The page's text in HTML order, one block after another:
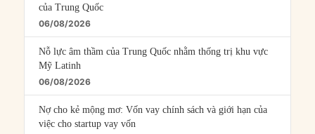
của Trung Quốc
06/08/2026
Nỗ lực âm thầm của Trung Quốc nhằm thống trị khu vực
Mỹ Latinh
06/08/2026
Nợ cho kẻ mộng mơ: Vốn vay chính sách và giới hạn của
việc cho startup vay vốn